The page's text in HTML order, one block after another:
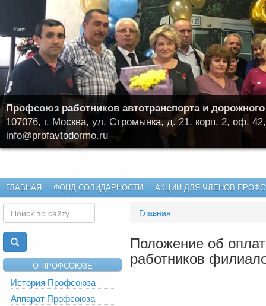
Профсоюз работников автотранспорта и
107076, г. Москва, ул. Стромынка, д. 21, корп. 2, оф.
info@profavtodormo.ru
ГЛАВНАЯ ФОНД СОЛИДАРНОСТИ АКЦИИ ДЛЯ ЧЛЕНОВ
О ПРОФСОЮЗЕ
История Профсоюза
Аппарат Профсоюза
Главная
Положение об
работников